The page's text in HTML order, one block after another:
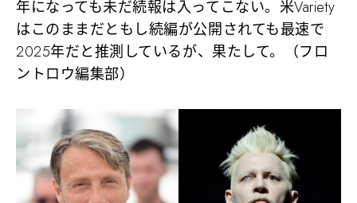
年になっても未だ続報は入ってこない。米Variety
はこのままだともし続編が公開されても最速で
2025年だと推測しているが、果たして。（フロ
ントロウ編集部）